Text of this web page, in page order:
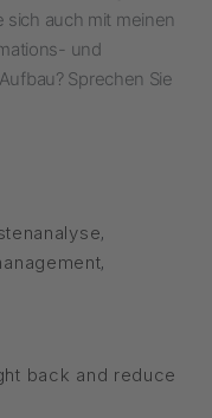
auch mit meinen
und
Sprechen Sie
,
,
back and reduce